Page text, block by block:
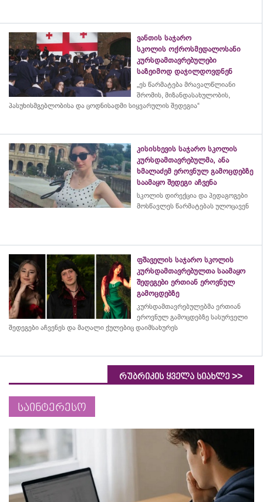
ვანთის საჯარო
სკოლის ოქროსმედალოსანი
კურსდამთავრებულები
საზეიმოდ დაჯილდოვდნენ
„ეს წარმატება მრავალწლიანი
შრომის, მიზანდასახულობის,
პასუხისმგებლობისა და ცოდნისადმი სიყვარულის შედეგია“
კისისხევის საჯარო სკოლის
კურსდამთავრებულმა, ანა
ხმალაძემ ეროვნულ გამოცდებზე
საამაყო შედეგი აჩვენა
სკოლის დირექცია და პედაგოგები
მოსწავლეს წარმატებას ულოცავენ
ფშაველის საჯარო სკოლის
კურსდამთავრებულთა საამაყო
შედეგები ერთიან ეროვნულ
გამოცდებზე
კურსდამთავრებულებმა ერთიან
ეროვნულ გამოცდებზე სასურველი
შედეგები აჩვენეს და მაღალი ქულებიც დაიმსახურეს
რუბრიკის ყველა სიახლე >>
საინტერესო